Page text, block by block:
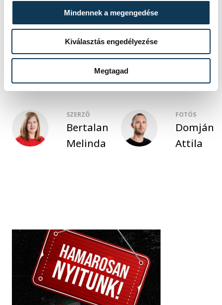
Mindennek a megengedése
Kiválasztás engedélyezése
Megtagad
gasztro
Agóra
cukrászat
Kis cukrász napközi
SZERZŐ
Bertalan
Melinda
FOTÓS
Domján
Attila